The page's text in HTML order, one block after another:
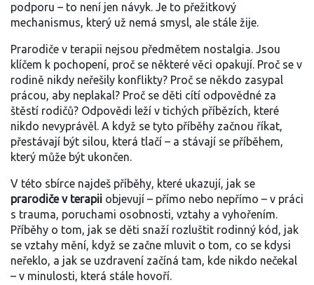
podporu – to není jen návyk. Je to přežitkový
mechanismus, který už nemá smysl, ale stále žije.
Prarodiče v terapii nejsou předmětem nostalgia. Jsou
klíčem k pochopení, proč se některé věci opakují. Proč se v
rodině nikdy neřešily konflikty? Proč se někdo zasypal
prácou, aby neplakal? Proč se děti cítí odpovědné za
štěstí rodičů? Odpovědi leží v tichých příbězích, které
nikdo nevyprávěl. A když se tyto příběhy začnou říkat,
přestávají být silou, která tlačí – a stávají se příběhem,
který může být ukončen.
V této sbírce najdeš příběhy, které ukazují, jak se
prarodiče v terapii objevují – přímo nebo nepřímo – v práci
s trauma, poruchami osobnosti, vztahy a vyhořením.
Příběhy o tom, jak se děti snaží rozluštit rodinný kód, jak
se vztahy mění, když se začne mluvit o tom, co se kdysi
neřeklo, a jak se uzdravení začíná tam, kde nikdo nečekal
– v minulosti, která stále hovoří.